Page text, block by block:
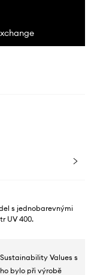
s jednobarevnými
UV 400.
Values s
bylo při výrobě